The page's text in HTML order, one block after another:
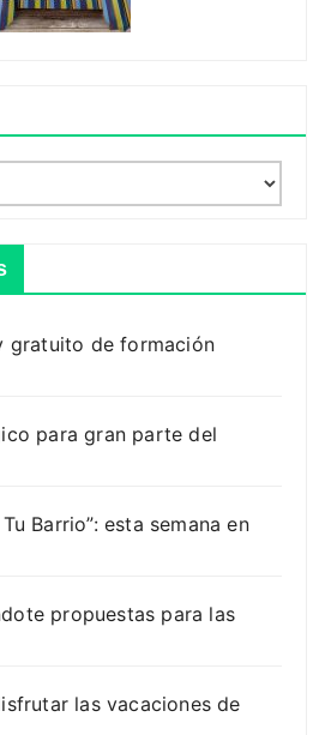
gratuito de formación
para gran parte del
Barrio”: esta semana en
propuestas para las
las vacaciones de